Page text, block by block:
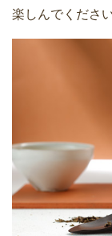
楽しんでください